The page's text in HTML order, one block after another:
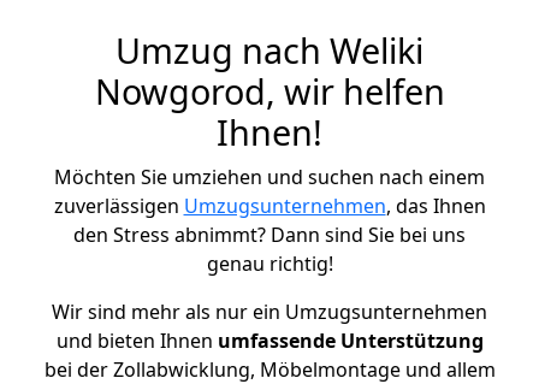
Umzug nach Weliki
Nowgorod, wir helfen
Ihnen!
Möchten Sie umziehen und suchen nach einem
zuverlässigen Umzugsunternehmen, das Ihnen
den Stress abnimmt? Dann sind Sie bei uns
genau richtig!
Wir sind mehr als nur ein Umzugsunternehmen
und bieten Ihnen umfassende Unterstützung
bei der Zollabwicklung, Möbelmontage und allem